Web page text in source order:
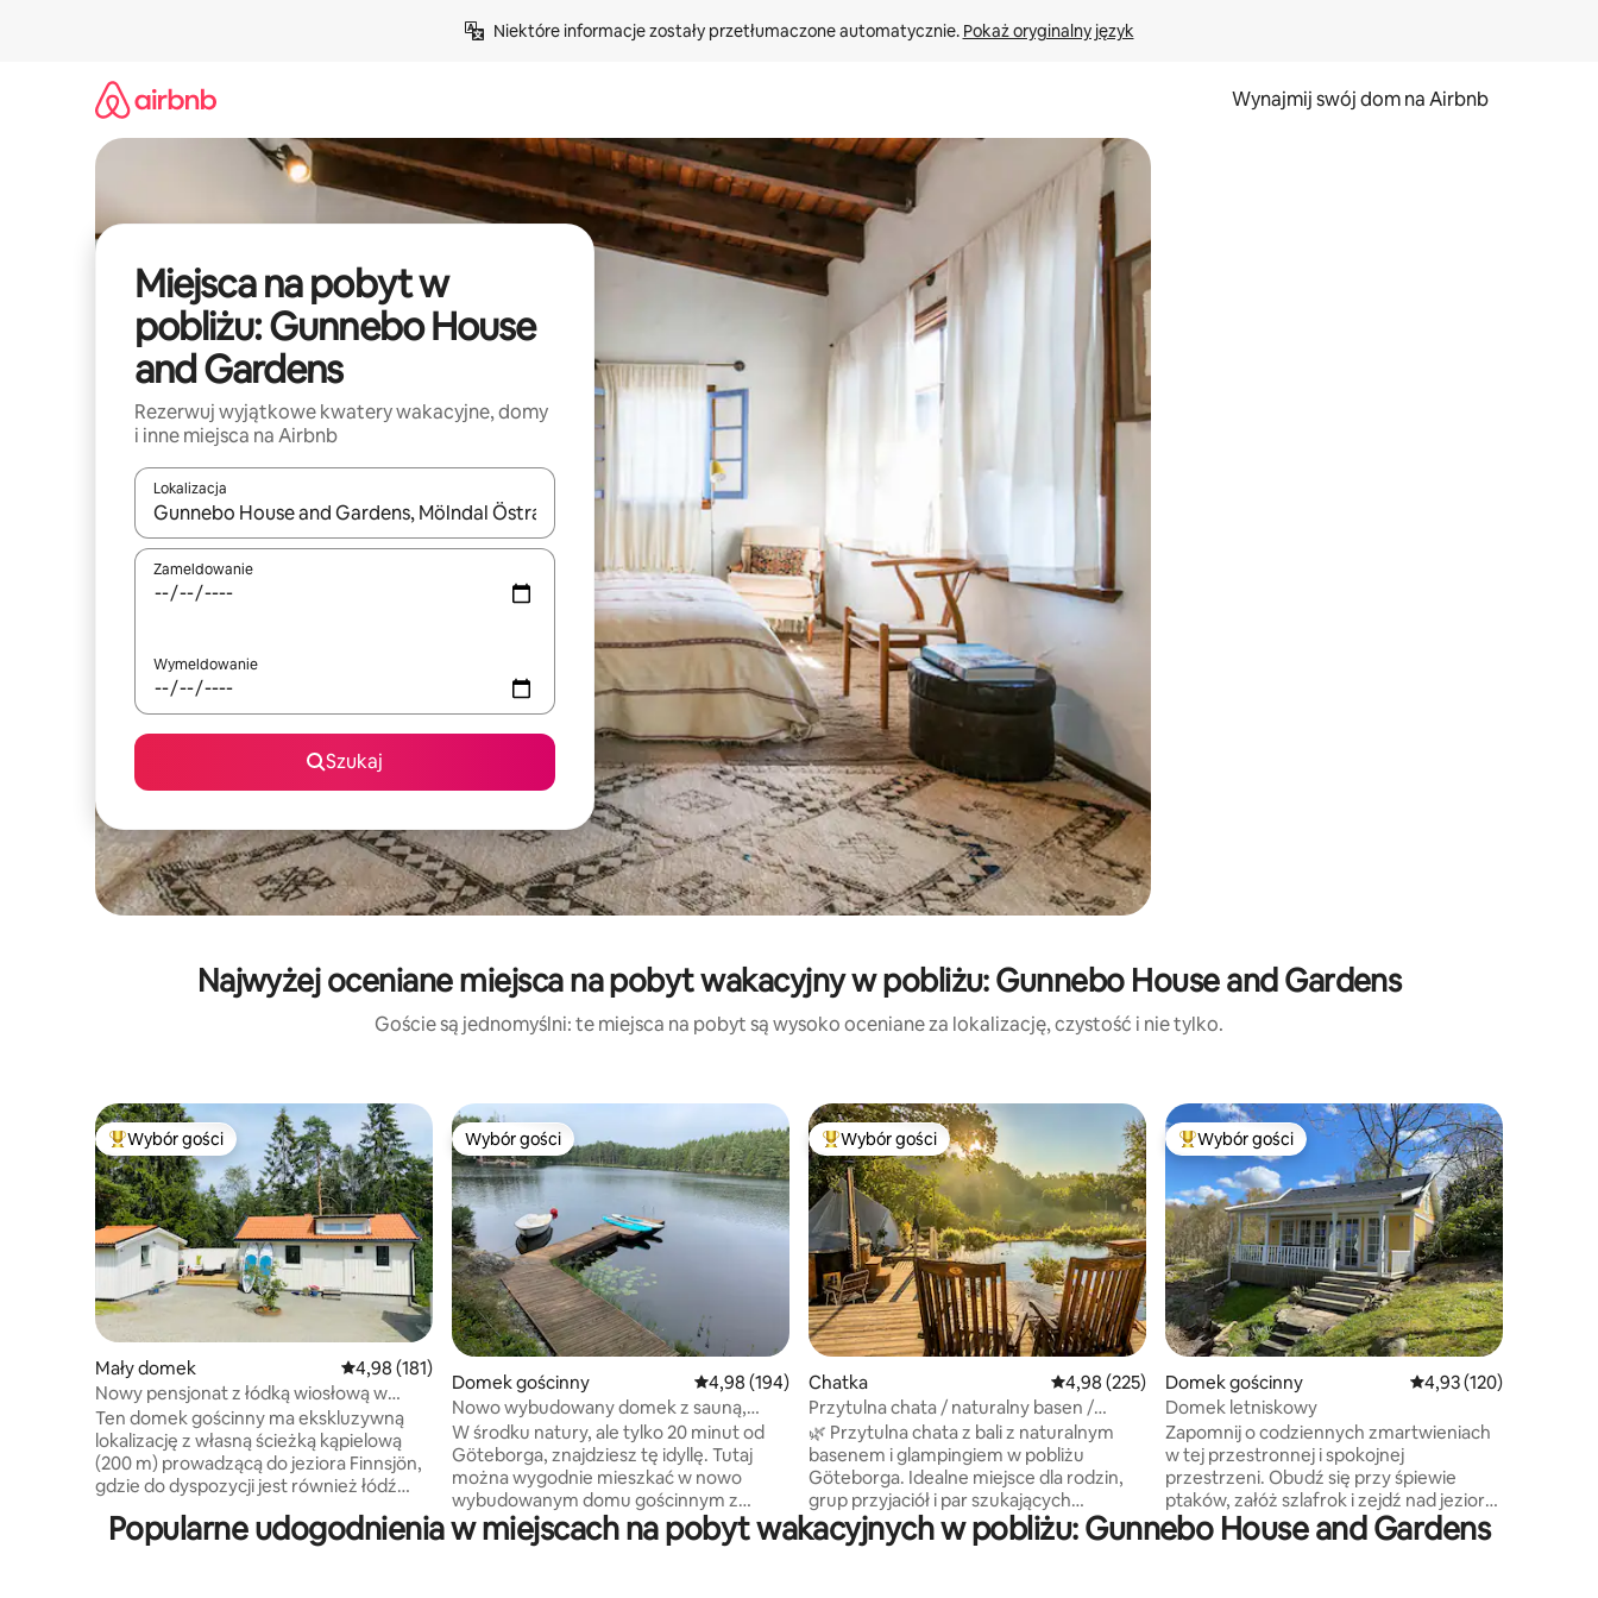
Niektóre informacje zostały przetłumaczone automatycznie. Pokaż oryginalny język
Wynajmij swój dom na Airbnb
Miejsca na pobyt w
pobliżu: Gunnebo House
and Gardens
Rezerwuj wyjątkowe kwatery wakacyjne, domy
i inne miejsca na Airbnb
Lokalizacja
Gdy wyniki będą dostępne, możesz poruszać się po nich za pomocą klawiszy strzałek w górę i w dół lub przeglądać je za pomocą gestów dotykowych lub przesuwania.
Zameldowanie
Wymeldowanie
Szukaj
Najwyżej oceniane miejsca na pobyt wakacyjny w pobliżu: Gunnebo House and Gardens
Goście są jednomyślni: te miejsca na pobyt są wysoko oceniane za lokalizację, czystość i nie tylko.
Najpopularniejsze z kategorii Wybór gości
Wybór gości
Mały domek Średnia ocena: 4,98 na 5, liczba recenzji: 181
4,98 (181)
Nowy pensjonat z łódką wiosłową w
pobliżu jeziora kąpielowego 15 min od
Göteborga
Ten domek gościnny ma ekskluzywną
lokalizację z własną ścieżką kąpielową
(200 m) prowadzącą do jeziora Finnsjön,
gdzie do dyspozycji jest również łódź
Znajdują się tu piękne kąpieliska, trasy do
biegania, oświetlone trasy do biegania,
Wybór gości
Wybór gości
Domek gościnny Średnia ocena: 4,98 na 5, liczba recenzji: 194
4,98 (194)
Nowo wybudowany domek z sauną,
wanną i własnym pomostem
W środku natury, ale tylko 20 minut od
Göteborga, znajdziesz tę idyllę. Tutaj
można wygodnie mieszkać w nowo
wybudowanym domu gościnnym z
kominkiem, sauną opalaną drewnem i
wanną. Wokół całego domu znajduje się
Najpopularniejsze z kategorii Wybór gości
Wybór gości
Chatka Średnia ocena: 4,98 na 5, liczba recenzji: 225
4,98 (225)
Przytulna chata / naturalny basen /
jacuzzi / w pobliżu Göteborga
🌿 Przytulna chata z bali z naturalnym
basenem i glampingiem w pobliżu
Göteborga. Idealne miejsce dla rodzin,
grup przyjaciół i par szukających
romantycznego pobytu, które kochają
naturę i lubią komfort. • W pełni
Najpopularniejsze z kategorii Wybór gości
Wybór gości
Domek gościnny Średnia ocena: 4,93
4,93 (120)
Domek letniskowy
Zapomnij o codziennych zmartwieniach
w tej przestronnej i spokojnej
przestrzeni. Obudź się przy śpiewie
ptaków, załóż szlafrok i zejdź nad jezioro,
aby popływać. Zjedz śniadanie na
werandzie i zaplanuj malowniczą
Popularne udogodnienia w miejscach na pobyt wakacyjnych w pobliżu: Gunnebo House and Gardens